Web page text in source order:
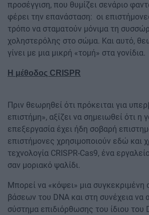
προσέγγιση, που θυμίζει σενάριο
φέρει την επανάσταση: οι
τρόπο να σταματούν μόνιμα τη
χοληστερόλης στο σώμα. Και αυτό,
γίνει με μια μικρή «τομή» στα γονίδια.
Η μέθοδος CRISPR
Πριν θεωρηθεί ότι πρόκειται για
επιστήμη», αξίζει να σημειωθεί ότι η
επεξεργασία έχει ήδη σοβαρή
επιστήμονες χρησιμοποιούν εδώ και
τεχνολογία CRISPR-Cas9, ένα
σαν μοριακό ψαλίδι.
Μπορεί να «κόψει» μια συγκεκριμένη
βάσεων του DNA και στη συνέχεια να
σύστημα επιδιόρθωσης του ίδιου του